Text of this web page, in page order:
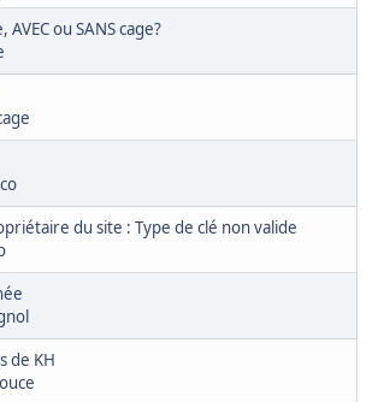
ou SANS cage?
du site : Type de clé non valide
de KH